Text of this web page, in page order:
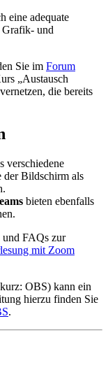
eine adequate
Grafik- und
Sie im Forum
„Austausch
die bereits
verschiedene
der Bildschirm als
bieten ebenfalls
FAQs zur
mit Zoom
OBS) kann ein
hierzu finden Sie
.